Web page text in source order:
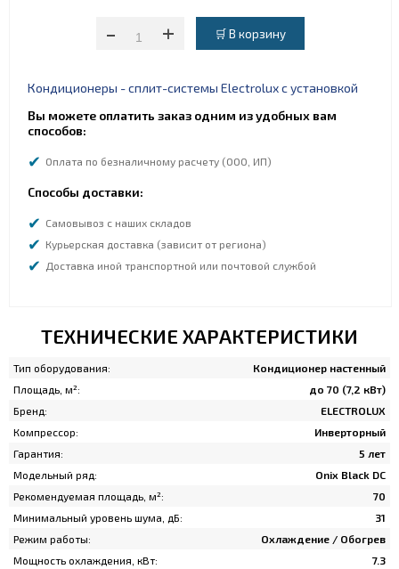
-
+
Кондиционеры - сплит-системы Electrolux с установкой
Вы можете оплатить заказ одним из удобных вам
способов:
Оплата по безналичному расчету (ООО, ИП)
Способы доставки:
Самовывоз с наших складов
Курьерская доставка (зависит от региона)
Доставка иной транспортной или почтовой службой
ТЕХНИЧЕСКИЕ ХАРАКТЕРИСТИКИ
Тип оборудования:
Кондиционер настенный
Площадь, м²:
до 70 (7,2 кВт)
Бренд:
ELECTROLUX
Компрессор:
Инверторный
Гарантия:
5 лет
Модельный ряд:
Onix Black DC
Рекомендуемая площадь, м²:
70
Минимальный уровень шума, дБ:
31
Режим работы:
Охлаждение / Обогрев
Мощность охлаждения, кВт:
7.3